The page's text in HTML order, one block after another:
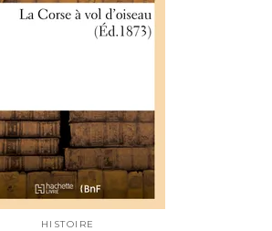
HISTOIRE